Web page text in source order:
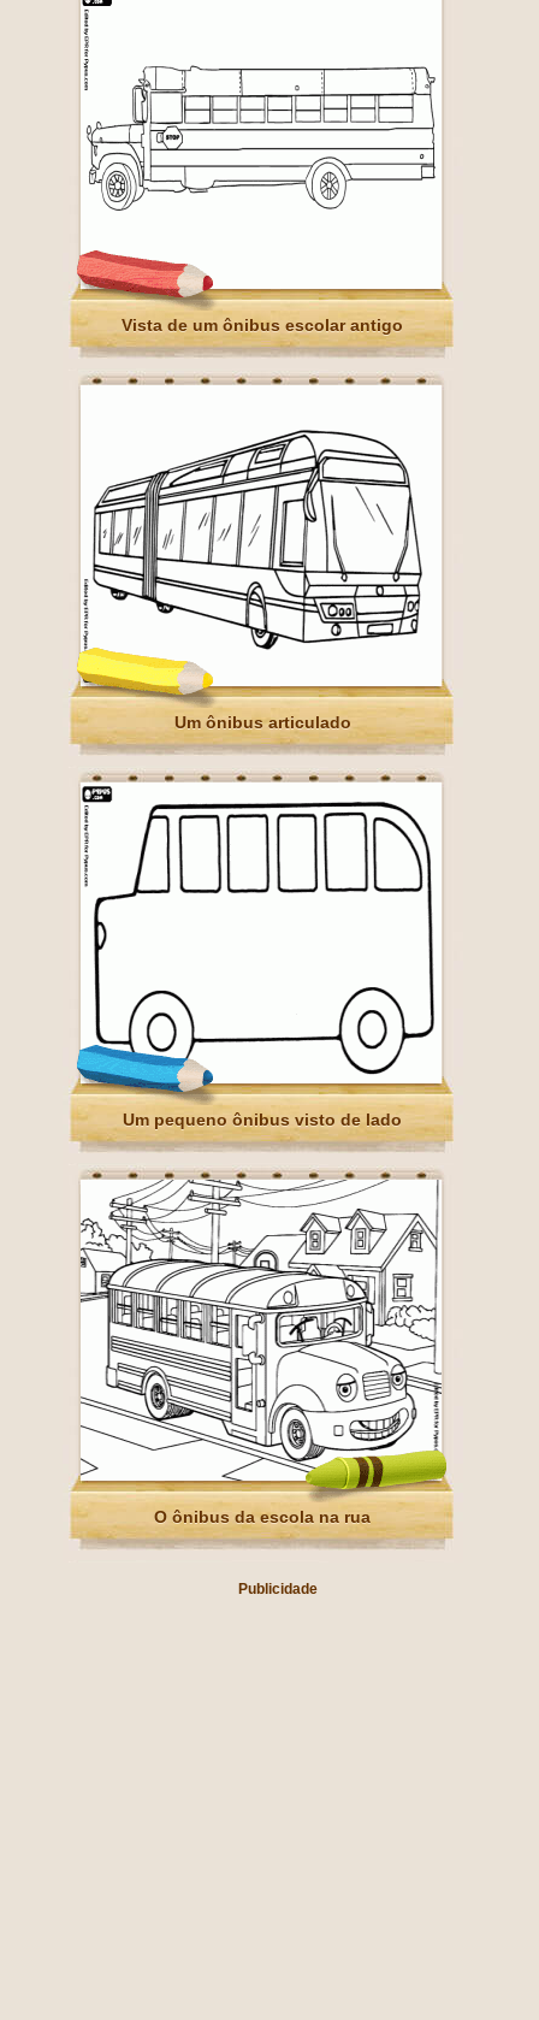
Vista de um ônibus escolar antigo
Um ônibus articulado
Um pequeno ônibus visto de lado
O ônibus da escola na rua
Publicidade